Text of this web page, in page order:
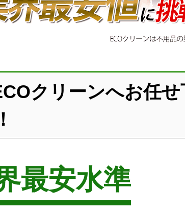
クリーンへお任せ
最安水準